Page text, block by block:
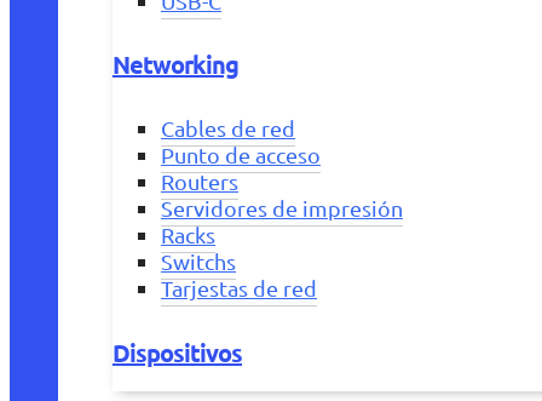
Networking
Cables de red
Punto de acceso
Routers
Servidores de impresión
Racks
Switchs
Tarjestas de red
Dispositivos